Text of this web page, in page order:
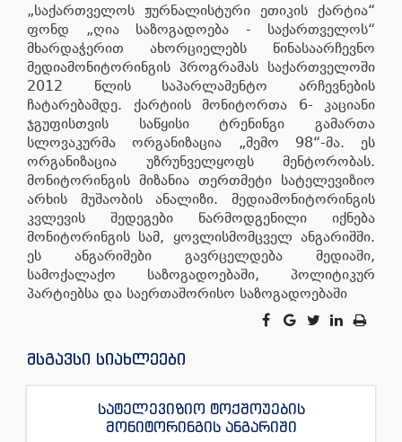
„საქართველოს ჟურნალისტური ეთიკის ქარტია“
ფონდ „ღია საზოგადოება - საქართველოს“
მხარდაჭერით ახორციელებს წინასაარჩევნო
მედიამონიტორინგის პროგრამას საქართველოში
2012 წლის საპარლამენტო არჩევნების
ჩატარებამდე. ქარტიის მონიტორთა 6- კაციანი
ჯგუფისთვის საწყისი ტრენინგი გამართა
სლოვაკურმა ორგანიზაცია „მემო 98“-მა. ეს
ორგანიზაცია უზრუნველყოფს მენტორობას.
მონიტორინგის მიზანია თერთმეტი სატელევიზიო
არხის მუშაობის ანალიზი. მედიამონიტორინგის
კვლევის შედეგები წარმოდგენილი იქნება
მონიტორინგის სამ, ყოვლისმომცველ ანგარიშში.
ეს ანგარიშები გავრცელდება მედიაში,
სამოქალაქო საზოგადოებაში, პოლიტიკურ
პარტიებსა და საერთაშორისო საზოგადოებაში
მსგავსი სიახლეები
სატელევიზიო ტოქშოუების
მონიტორინგის ანგარიში